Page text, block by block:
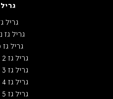
גריל
גריל גז
גריל
גריל גז 2 מבערים
גריל גז 3 מבערים
גריל גז 4 מבערים
גריל גז 5 מבערים